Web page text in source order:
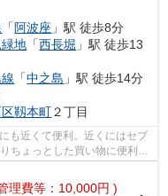
「 阿波座 」駅 徒歩8分
地 「西長堀 」駅 徒歩13
「中之島 」駅 徒歩14分
区靱本町２丁目
も近くて便利。近くにはセブ
ちょっとした買い物に便利で
理費等：10,000円 )